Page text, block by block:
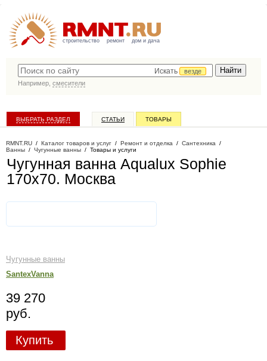
строительство ремонт дом и дача
Искать
везде
Например, смесители
ВЫБРАТЬ РАЗДЕЛ СТАТЬИ ТОВАРЫ
RMNT.RU / Каталог товаров и услуг / Ремонт и отделка / Сантехника /
Ванны / Чугунные ванны / Товары и услуги
Чугунная ванна Aqualux Sophie
170x70. Москва
Чугунные ванны
SantexVanna
39 270
руб.
Купить